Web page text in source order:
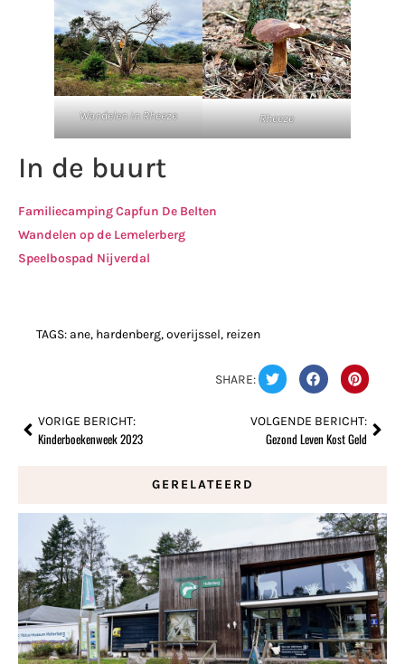
Wandelen in Rheeze Rheeze
In de buurt
Familiecamping Capfun De Belten
Wandelen op de Lemelerberg
Speelbospad Nijverdal
TAGS: ane, hardenberg,overijssel, reizen
SHARE:
VORIGE BERICHT:
Kinderboekenweek 2023
VOLGENDE BERICHT:
Gezond Leven Kost Geld
GERELATEERD